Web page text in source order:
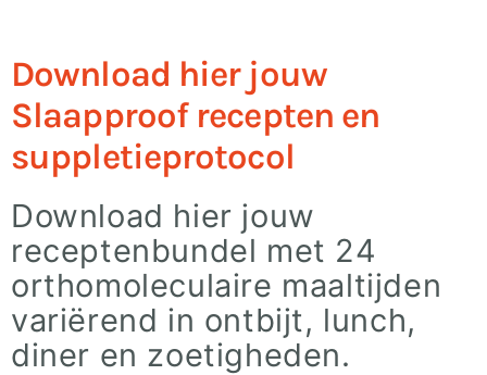
Download hier jouw
Slaapproof recepten en
suppletieprotocol
Download hier jouw
receptenbundel met 24
orthomoleculaire maaltijden
variërend in ontbijt, lunch,
diner en zoetigheden.